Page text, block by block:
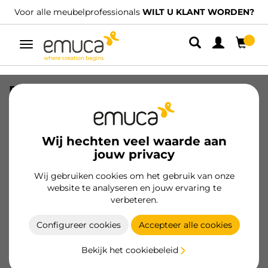
Voor alle meubelprofessionals WILT U KLANT WORDEN?
Umschaltbare
Navigation
Wij hechten veel waarde aan
jouw privacy
Wij gebruiken cookies om het gebruik van onze
website te analyseren en jouw ervaring te
verbeteren.
Configureer cookies Accepteer alle cookies
Bekijk het cookiebeleid
Protector voor de bodem van
keukenmeubels Sink, M100,
963x580mm, plankdikte 18mm,
snijdbaar, Plastic, Antracietgrijs
8432393327846
Klant worden
Productspecificatie